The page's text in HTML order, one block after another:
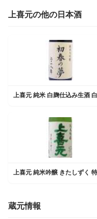
上喜元の他の日本酒
蔵元情報